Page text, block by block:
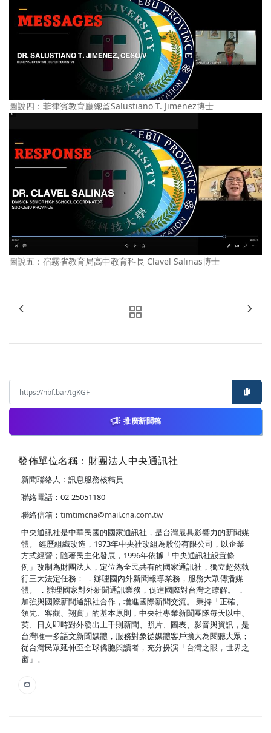
圖說四：菲律賓教育廳總監Salustiano T. Jimenez博士
圖說五：宿霧省教育局高中教育科長 Clavel Salinas博士
推廣新聞稿
發佈單位名稱：財團法人中央通訊社
新聞聯絡人：訊息服務核稿員
聯絡電話：02-25051180
聯絡信箱： timtimcna@mail.cna.com.tw
中央通訊社是中華民國的國家通訊社，是台灣最具影響力的新聞媒
體。 經歷組織改造，1973年中央社改組為股份有限公司，以企業
方式經營；隨著民主化發展，1996年依據「中央通訊社設置條
例」改制為財團法人，定位為全民共有的國家通訊社，獨立超然執
行三大法定任務： ．辦理國內外新聞報導業務，服務大眾傳播媒
體。 ．辦理國家對外新聞通訊業務，促進國際對台灣之瞭解。 ．
加強與國際新聞通訊社合作，增進國際新聞交流。 秉持「正確、
領先、客觀、翔實」的基本原則，中央社專業新聞團隊每天以中、
英、日文即時對外發出上千則新聞、照片、圖表、影音與資訊，是
台灣唯一多語文新聞媒體，服務對象從媒體客戶擴大為閱聽大眾；
從台灣民眾延伸至全球僑胞與讀者，充分扮演「台灣之眼，世界之
窗」。